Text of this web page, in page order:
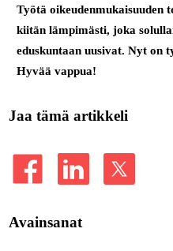
Työtä oikeudenmukaisuuden
kiitän lämpimästi, joka
eduskuntaan uusivat. Nyt on
Hyvää vappua!
Jaa tämä artikkeli
Avainsanat